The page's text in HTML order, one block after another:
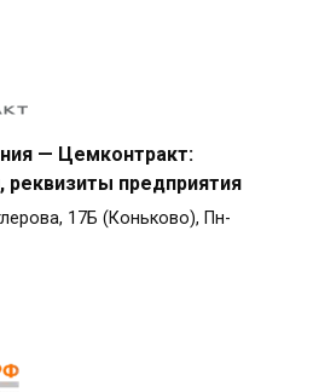
— Цемконтракт:
предприятия
17Б (Коньково), Пн-